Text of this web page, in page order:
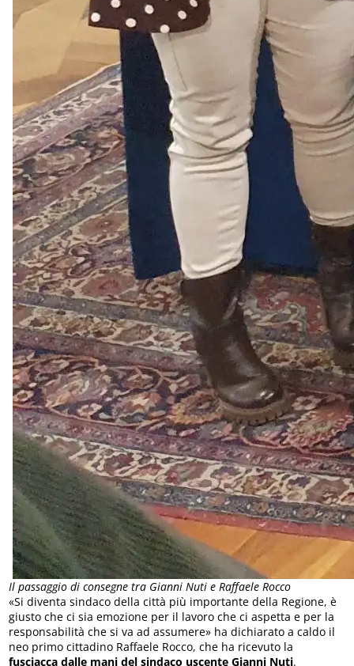
Il passaggio di consegne tra Gianni Nuti e Raffaele Rocco
«Si diventa sindaco della città più importante della Regione, è
giusto che ci sia emozione per il lavoro che ci aspetta e per la
responsabilità che si va ad assumere» ha dichiarato a caldo il
neo primo cittadino Raffaele Rocco, che ha ricevuto la
fusciacca dalle mani del sindaco uscente Gianni Nuti.